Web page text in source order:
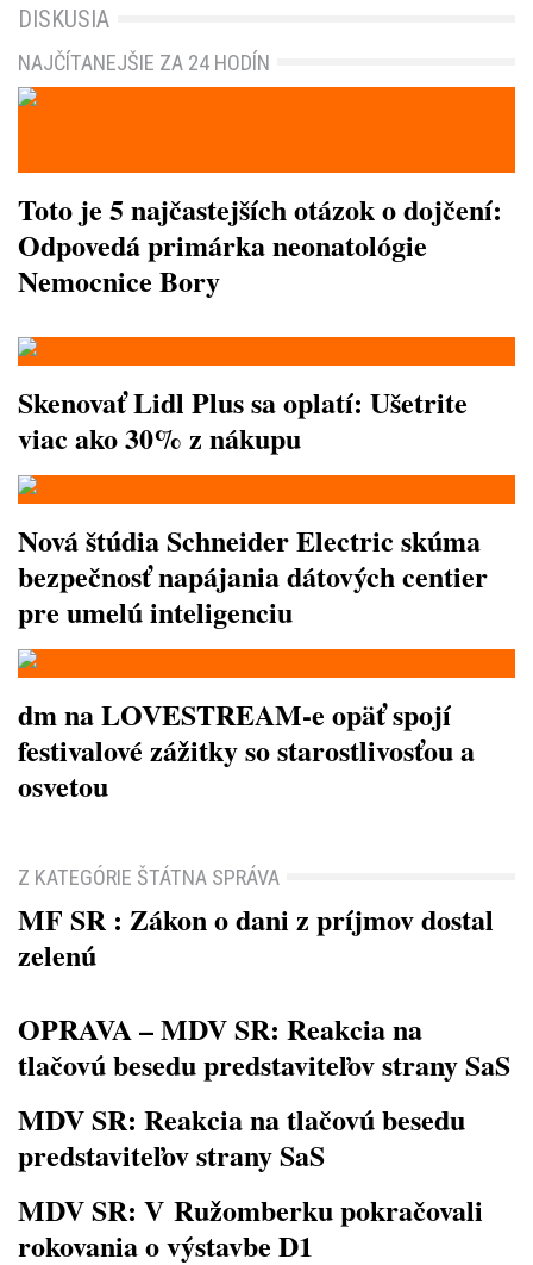
DISKUSIA
NAJČÍTANEJŠIE ZA 24 HODÍN
Toto je 5 najčastejších otázok o dojčení:
Odpovedá primárka neonatológie
Nemocnice Bory
Skenovať Lidl Plus sa oplatí: Ušetrite
viac ako 30% z nákupu
Nová štúdia Schneider Electric skúma
bezpečnosť napájania dátových centier
pre umelú inteligenciu
dm na LOVESTREAM-e opäť spojí
festivalové zážitky so starostlivosťou a
osvetou
Z KATEGÓRIE ŠTÁTNA SPRÁVA
MF SR : Zákon o dani z príjmov dostal
zelenú
OPRAVA – MDV SR: Reakcia na
tlačovú besedu predstaviteľov strany SaS
MDV SR: Reakcia na tlačovú besedu
predstaviteľov strany SaS
MDV SR: V Ružomberku pokračovali
rokovania o výstavbe D1